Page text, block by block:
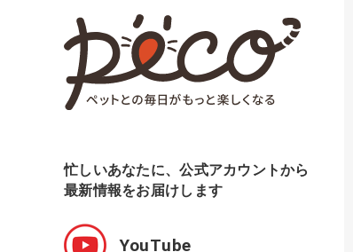
忙しいあなたに、公式アカウントから
最新情報をお届けします
YouTube